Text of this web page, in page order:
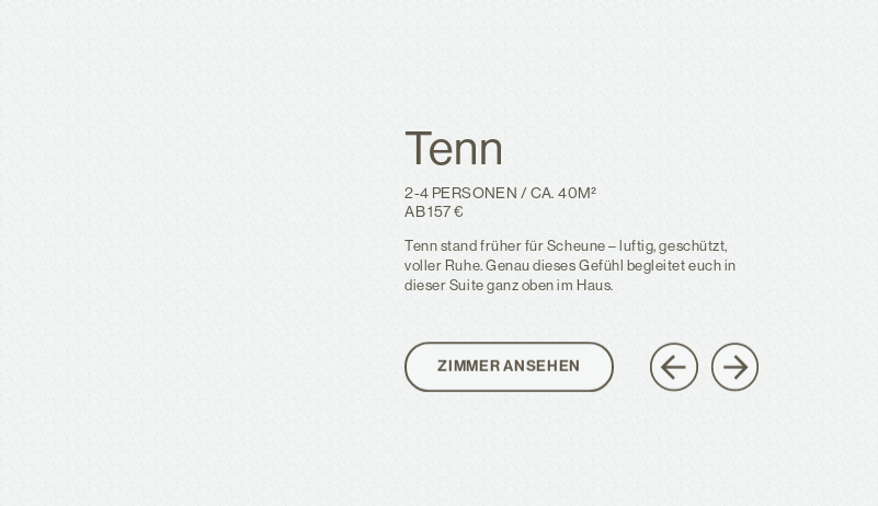
Tenn
2-4 PERSONEN /CA. 40M²
AB 157 €
Tenn stand früher für Scheune – luftig, geschützt,
voller Ruhe. Genau dieses Gefühl begleitet euch in
dieser Suite ganz oben im Haus.
ZIMMER ANSEHEN